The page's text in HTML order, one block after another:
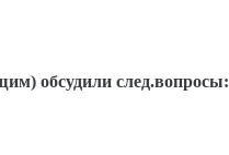
обсудили след.вопросы: